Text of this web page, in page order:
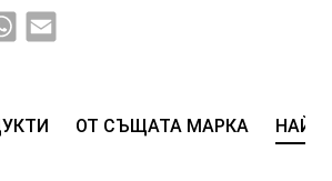
WhatsApp
Email
ОТ СЪЩАТА МАРКА НАЙ-